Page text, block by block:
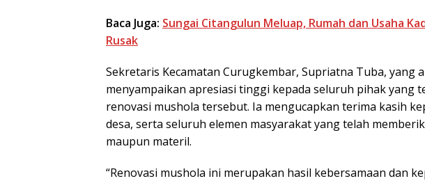
Baca Juga: Sungai Citangulun Meluap, Rumah dan Usaha
Rusak
Sekretaris Kecamatan Curugkembar, Supriatna Tuba, yang
menyampaikan apresiasi tinggi kepada seluruh pihak yang
renovasi mushola tersebut. Ia mengucapkan terima kasih
desa, serta seluruh elemen masyarakat yang telah
maupun materil.
“Renovasi mushola ini merupakan hasil kebersamaan dan